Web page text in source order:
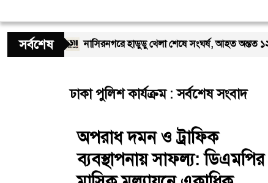
সর্বশেষ
মাহফিল নাসিরনগরে হাডুডু খেলা শেষে সংঘর্ষ, আহত অন্তত
ঢাকা পুলিশ কার্যক্রম : সর্বশেষ সংবাদ
অপরাধ দমন ও ট্রাফিক
ব্যবস্থাপনায় সাফল্য: ডিএমপির